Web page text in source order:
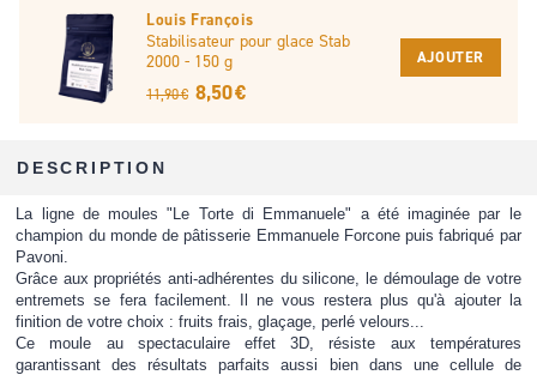
Louis François
Stabilisateur pour glace Stab
2000 - 150 g
11,90 € 8,50 €
AJOUTER
DESCRIPTION
La ligne de moules "Le Torte di Emmanuele" a été imaginée par le
champion du monde de pâtisserie Emmanuele Forcone puis fabriqué par
Pavoni.
Grâce aux propriétés anti-adhérentes du silicone, le démoulage de votre
entremets se fera facilement. Il ne vous restera plus qu'à ajouter la
finition de votre choix : fruits frais, glaçage, perlé velours...
Ce moule au spectaculaire effet 3D, résiste aux températures
garantissant des résultats parfaits aussi bien dans une cellule de